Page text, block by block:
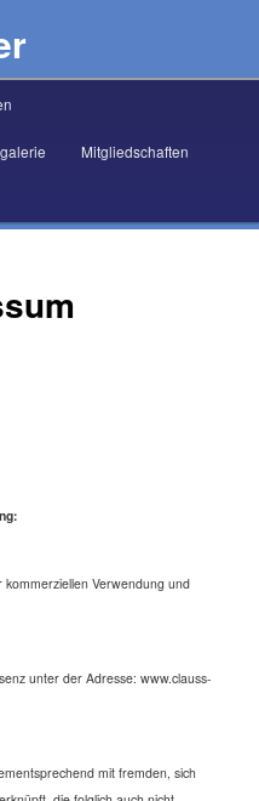
Mitgliedschaften
Verwendung und
unter der Adresse: www.clauss-
mit fremden, sich